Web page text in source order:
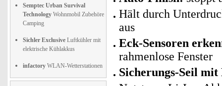
Semptec Urban Survival
Technology Wohnmobil Zubehöre
Camping
Sichler Exclusive Luftkühler mit
elektrische Kühlakkus
infactory WLAN-Wetterstationen
Hält durch
aus
Eck-Sensoren
rahmenlose Fenster
Sicherungs-Seil